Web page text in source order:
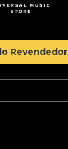
Revendedor